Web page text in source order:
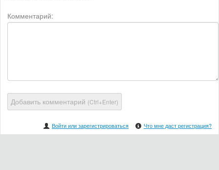
Комментарий:
Добавить комментарий (Ctrl+Enter)
Войти или зарегистрироваться Что мне даст регистрация?